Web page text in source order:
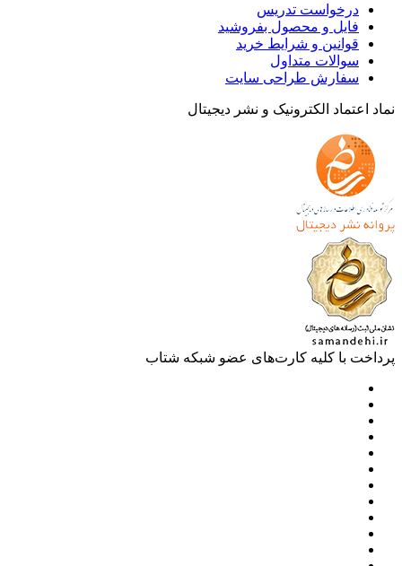
درخواست تدریس
فایل و محصول بفروشید
قوانین و شرایط خرید
سوالات متداول
سفارش طراحی سایت
اعتماد الکترونیک و نشر دیجیتال
با کلیه کارت‌های عضو شبکه شتاب